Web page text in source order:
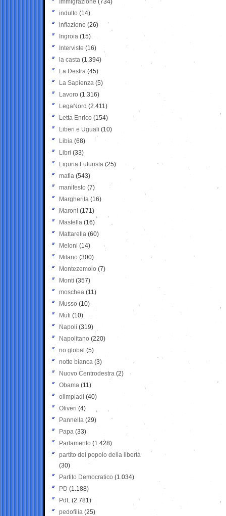
Immigrazione (734)
indulto (14)
inflazione (26)
Ingroia (15)
Interviste (16)
la casta (1.394)
La Destra (45)
La Sapienza (5)
Lavoro (1.316)
LegaNord (2.411)
Letta Enrico (154)
Liberi e Uguali (10)
Libia (68)
Libri (33)
Liguria Futurista (25)
mafia (543)
manifesto (7)
Margherita (16)
Maroni (171)
Mastella (16)
Mattarella (60)
Meloni (14)
Milano (300)
Montezemolo (7)
Monti (357)
moschea (11)
Musso (10)
Muti (10)
Napoli (319)
Napolitano (220)
no global (5)
notte bianca (3)
Nuovo Centrodestra (2)
Obama (11)
olimpiadi (40)
Oliveri (4)
Pannella (29)
Papa (33)
Parlamento (1.428)
partito del popolo della libertà
(30)
Partito Democratico (1.034)
PD (1.188)
PdL (2.781)
pedofilia (25)